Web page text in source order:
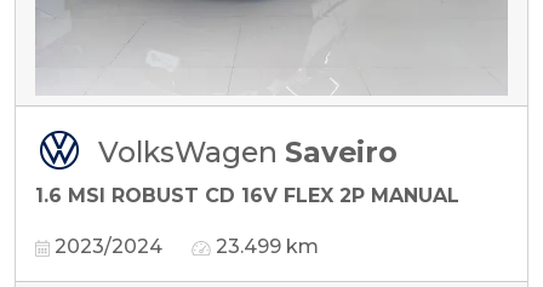
VolksWagen Saveiro
1.6 MSI ROBUST CD 16V FLEX 2P MANUAL
2023/2024 23.499 km